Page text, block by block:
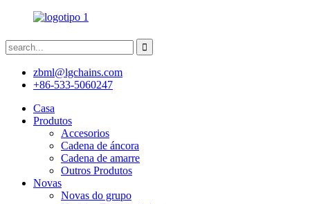
zbml@lgchains.com
+86-533-5060247
Casa
Produtos
Accesorios
Cadena de áncora
Cadena de amarre
Outros Produtos
Novas
Novas do grupo